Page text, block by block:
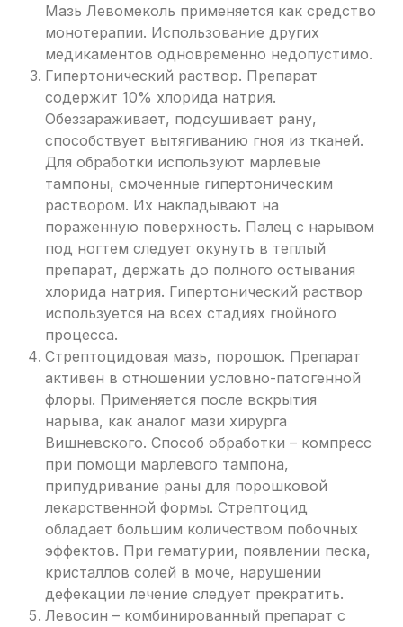
Мазь Левомеколь применяется как средство
монотерапии. Использование других
медикаментов одновременно недопустимо.
Гипертонический раствор. Препарат
содержит 10% хлорида натрия.
Обеззараживает, подсушивает рану,
способствует вытягиванию гноя из тканей.
Для обработки используют марлевые
тампоны, смоченные гипертоническим
раствором. Их накладывают на
пораженную поверхность. Палец с нарывом
под ногтем следует окунуть в теплый
препарат, держать до полного остывания
хлорида натрия. Гипертонический раствор
используется на всех стадиях гнойного
процесса.
Стрептоцидовая мазь, порошок. Препарат
активен в отношении условно-патогенной
флоры. Применяется после вскрытия
нарыва, как аналог мази хирурга
Вишневского. Способ обработки – компресс
при помощи марлевого тампона,
припудривание раны для порошковой
лекарственной формы. Стрептоцид
обладает большим количеством побочных
эффектов. При гематурии, появлении песка,
кристаллов солей в моче, нарушении
дефекации лечение следует прекратить.
Левосин – комбинированный препарат с